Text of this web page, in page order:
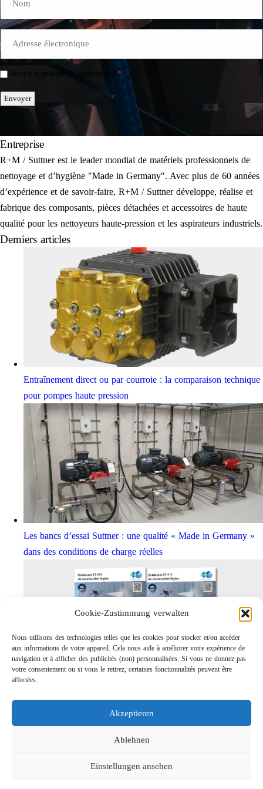
Cookie-Zustimmung verwalten
Nous utilisons des technologies telles que les cookies pour stocker et/ou accéder
aux informations de votre appareil. Cela nous aide à améliorer votre expérience de
navigation et à afficher des publicités (non) personnalisées. Si vous ne donnez pas
votre consentement ou si vous le retirez, certaines fonctionnalités peuvent être
affectées.
Akzeptieren
Ablehnen
Einstellungen ansehen
Mail
Einwilligung
J'accepte la politique de confidentialité.*
Envoyer
Entreprise
R+M / Suttner est le leader mondial de matériels professionnels de
nettoyage et d’hygiène "Made in Germany". Avec plus de 60 années
d’expérience et de savoir-faire, R+M / Suttner développe, réalise et
fabrique des composants, pièces détachées et accessoires de haute
qualité pour les nettoyeurs haute-pression et les aspirateurs industriels.
Derniers articles
Entraînement direct ou par courroie : la comparaison technique
pour pompes haute pression
Les bancs d’essai Suttner : une qualité « Made in Germany »
dans des conditions de charge réelles